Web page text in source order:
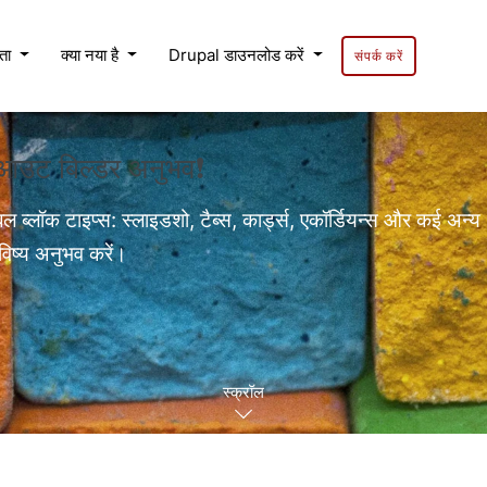
क्या नया है Drupal डाउनलोड करें संपर्क करें
बिल्डर अनुभव❗
ब्लॉक टाइप्स: स्लाइडशो, टैब्स, कार्ड्स, एकॉर्डियन्स और कई
अनुभव करें।
स्क्रॉल